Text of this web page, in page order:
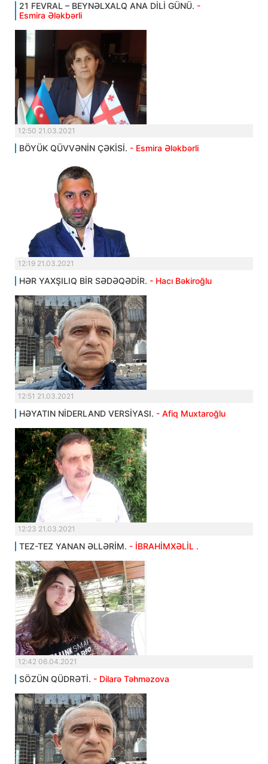
21 FEVRAL – BEYNƏLXALQ ANA DİLİ GÜNÜ. -
Esmira Ələkbərli
12:50 21.03.2021
BÖYÜK QÜVVƏNİN ÇƏKİSİ. - Esmira Ələkbərli
12:19 21.03.2021
HƏR YAXŞILIQ BİR SƏDƏQƏDİR. - Hacı Bəkiroğlu
12:51 21.03.2021
HƏYATIN NİDERLAND VERSİYASI. - Afiq Muxtaroğlu
12:23 21.03.2021
TEZ-TEZ YANAN ƏLLƏRİM. - İBRAHİMXƏLİL .
12:42 06.04.2021
SÖZÜN QÜDRƏTİ. - Dilarə Təhməzova